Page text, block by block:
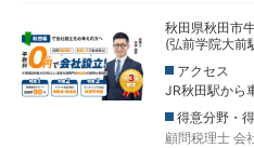
秋田県秋田市
(弘前学院大前
アクセス
JR秋田駅から
得意分野・
顧問税理士 会